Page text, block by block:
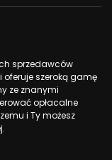
sprzedawców
szeroką gamę
ze znanymi
opłacalne
i Ty możesz